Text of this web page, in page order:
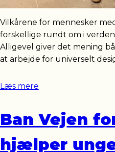
Vilkårene for mennesker
forskellige rundt om i
Alligevel giver det mening
at arbejde for universelt
Læs mere
Ban Vejen
hjælper